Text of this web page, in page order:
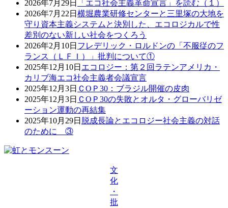
2026年7月29日
「エコ社会主義革命宣言」を読む（１）
2026年7月22日 横堀農業研修センターと三里塚の大地を
守り資本主義システムと決別した、エコロジカルで性
差別のない新しい社会をつくろう
2026年2月10日 フレデリック・ロルドンの「不服従のフ
ランス（ＬＦＩ）」批判について①
2025年12月10日 エコロジー：第２回ラテンアメリカ・
カリブ海エコ社会主義者会議宣言
2025年12月3日 ＣОＰ30：ブラジル開催の皮肉
2025年12月3日 ＣОＰ30の失敗とオルタ・グローバリゼ
ーション運動の再結集
2025年10月29日 脱成長論とエコロジー社会主義の対話
のために ③
文
化
・
批